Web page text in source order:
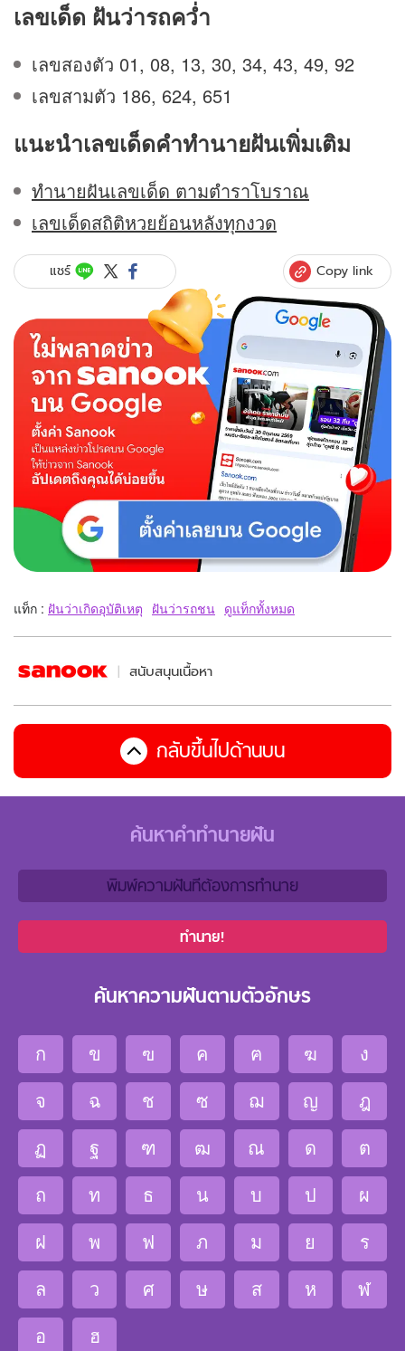
เลขเด็ด ฝันว่ารถคว่ำ
เลขสองตัว 01, 08, 13, 30, 34, 43, 49, 92
เลขสามตัว 186, 624, 651
แนะนำเลขเด็ดคำทำนายฝันเพิ่มเติม
ทำนายฝันเลขเด็ด ตามตำราโบราณ
เลขเด็ดสถิติหวยย้อนหลังทุกงวด
แชร์ Copy link
แท็ก : ฝันว่าเกิดอุบัติเหตุ ฝันว่ารถชน ดูแท็กทั้งหมด
สนับสนุนเนื้อหา
กลับขึ้นไปด้านบน
ค้นหาคำทำนายฝัน
ทำนาย!
ค้นหาความฝันตามตัวอักษร
ก ข ฃ ค ฅ ฆ
ง
จ
ฉ ช ซ ฌ ญ
ฎ
ฏ
ฐ ฑ ฒ ณ ด
ต
ถ
ท ธ น บ ป
ผ
ฝ
พ ฟ ภ ม ย
ร
ล
ว ศ ษ ส ห
ฬ
อ
ฮ